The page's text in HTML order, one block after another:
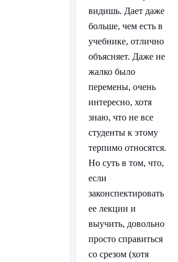
видишь. Дает даже
больше, чем есть в
учебнике, отлично
объясняет. Даже не
жалко было
перемены, очень
интересно, хотя
знаю, что не все
студенты к этому
терпимо относятся.
Но суть в том, что,
если
законспектировать
ее лекции и
выучить, довольно
просто справиться
со срезом (хотя